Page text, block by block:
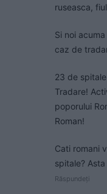
ruseasca,
Si noi
caz de
23 de spitale
Tradare!
poporului
Roman!
Cati romani
spitale?
Răspundeți